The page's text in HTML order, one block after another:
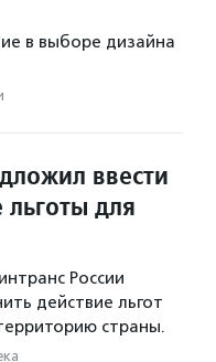
в выборе дизайна
ввести
для
России
действие льгот
страны.